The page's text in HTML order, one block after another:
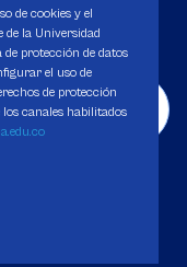
de 1980.
de cookies y el
de la Universidad
protección de datos
el uso de
de protección
los canales habilitados